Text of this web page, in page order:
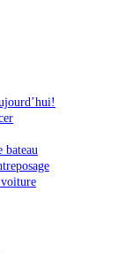
bateau
voiture